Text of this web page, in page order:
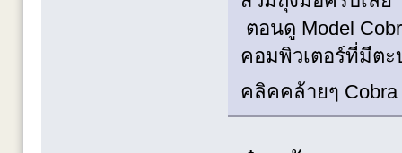
ตอนดู Model
คอมพิวเตอร์ที่มีต
คลิคคล้ายๆ